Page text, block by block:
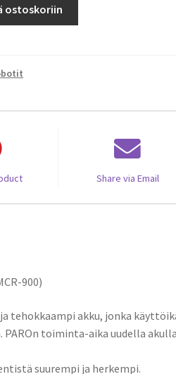
ostoskoriin
Share via Email
900)
tehokkaampi akku, jonka
toiminta-aika uudella
suurempi ja herkempi.